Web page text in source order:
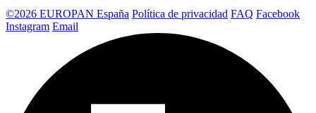
©2026 EUROPAN España Política de privacidad FAQ Facebook
Instagram Email